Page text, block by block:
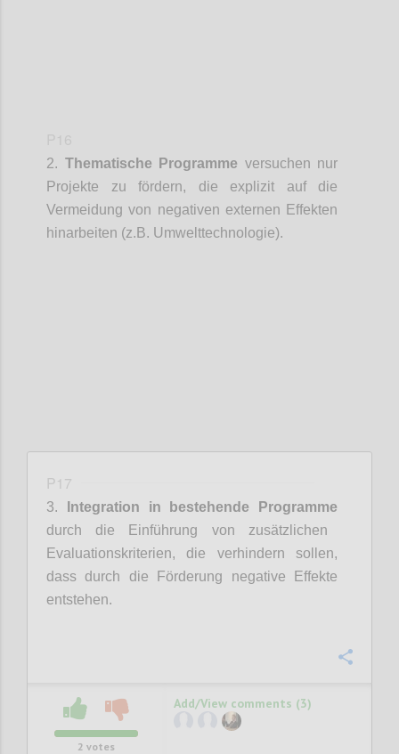
2. Thematische Programme versuchen nur
Projekte zu fördern, die explizit auf die
Vermeidung von negativen externen Effekten
hinarbeiten (z.B. Umwelttechnologie).
P17
3. Integration in bestehende Programme
durch die Einführung von zusätzlichen
Evaluationskriterien, die verhindern sollen,
dass durch die Förderung negative Effekte
entstehen.
2 votes
Add/View comments (3)